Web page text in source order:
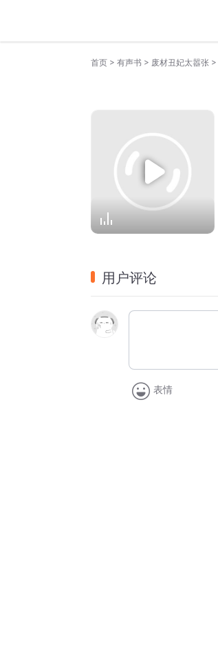
首页 > 有声书 > 废材丑妃太嚣张 >
用户评论
表情